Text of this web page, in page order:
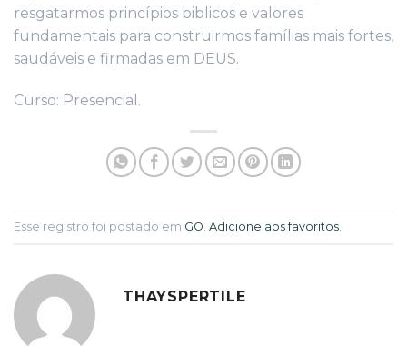
resgatarmos princípios biblicos e valores
fundamentais para construirmos famílias mais fortes,
saudáveis e firmadas em DEUS.
Curso: Presencial.
Esse registro foi postado em GO Adicione aos favoritos
THAYSPERTILE